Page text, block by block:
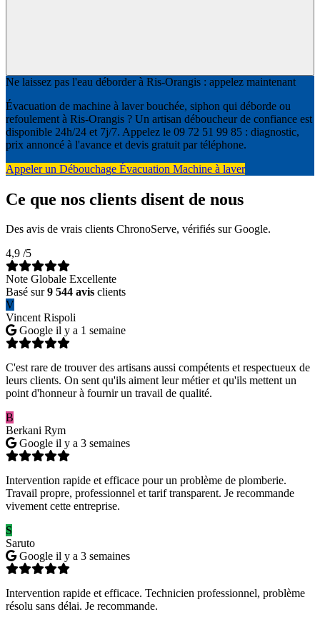
Ne laissez pas l'eau déborder à Ris-Orangis : appelez maintenant
Évacuation de machine à laver bouchée, siphon qui déborde ou
refoulement à Ris-Orangis ? Un artisan déboucheur de confiance est
disponible 24h/24 et 7j/7. Appelez le 09 72 51 99 85 : diagnostic,
prix annoncé à l'avance et devis gratuit par téléphone.
Appeler un Débouchage Évacuation Machine à laver
Ce que nos clients disent de nous
Des avis de vrais clients ChronoServe, vérifiés sur Google.
4,9 /5
Note Globale Excellente
Basé sur9 544 avis clients
V
Vincent Rispoli
Google il y a 1 semaine
C'est rare de trouver des artisans aussi compétents et respectueux de
leurs clients. On sent qu'ils aiment leur métier et qu'ils mettent un
point d'honneur à fournir un travail de qualité.
B
Berkani Rym
Google il y a 3 semaines
Intervention rapide et efficace pour un problème de plomberie.
Travail propre, professionnel et tarif transparent. Je recommande
vivement cette entreprise.
S
Saruto
Google il y a 3 semaines
Intervention rapide et efficace. Technicien professionnel, problème
résolu sans délai. Je recommande.